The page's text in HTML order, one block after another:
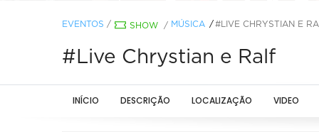
EVENTOS / SHOW / MÚSICA #LIVE CHRYSTIAN E
#Live Chrystian e Ralf
INÍCIO DESCRIÇÃO LOCALIZAÇÃO VIDEO